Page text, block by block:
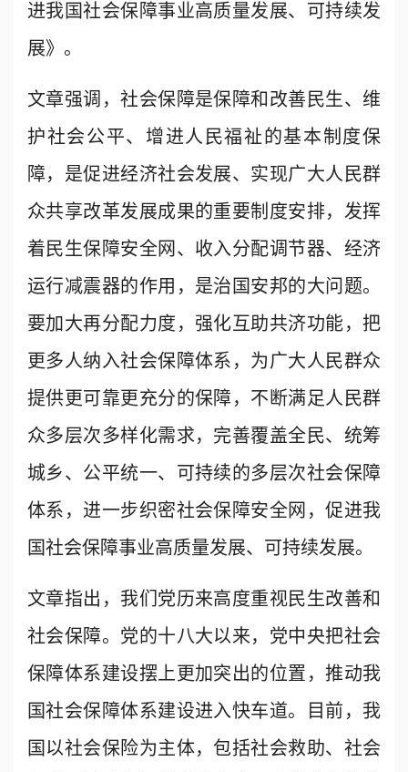
进我国社会保障事业高质量发展、可持续发
展》。
文章强调，社会保障是保障和改善民生、维
护社会公平、增进人民福祉的基本制度保
障，是促进经济社会发展、实现广大人民群
众共享改革发展成果的重要制度安排，发挥
着民生保障安全网、收入分配调节器、经济
运行减震器的作用，是治国安邦的大问题。
要加大再分配力度，强化互助共济功能，把
更多人纳入社会保障体系，为广大人民群众
提供更可靠更充分的保障，不断满足人民群
众多层次多样化需求，完善覆盖全民、统筹
城乡、公平统一、可持续的多层次社会保障
体系，进一步织密社会保障安全网，促进我
国社会保障事业高质量发展、可持续发展。
文章指出，我们党历来高度重视民生改善和
社会保障。党的十八大以来，党中央把社会
保障体系建设摆上更加突出的位置，推动我
国社会保障体系建设进入快车道。目前，我
国以社会保险为主体，包括社会救助、社会